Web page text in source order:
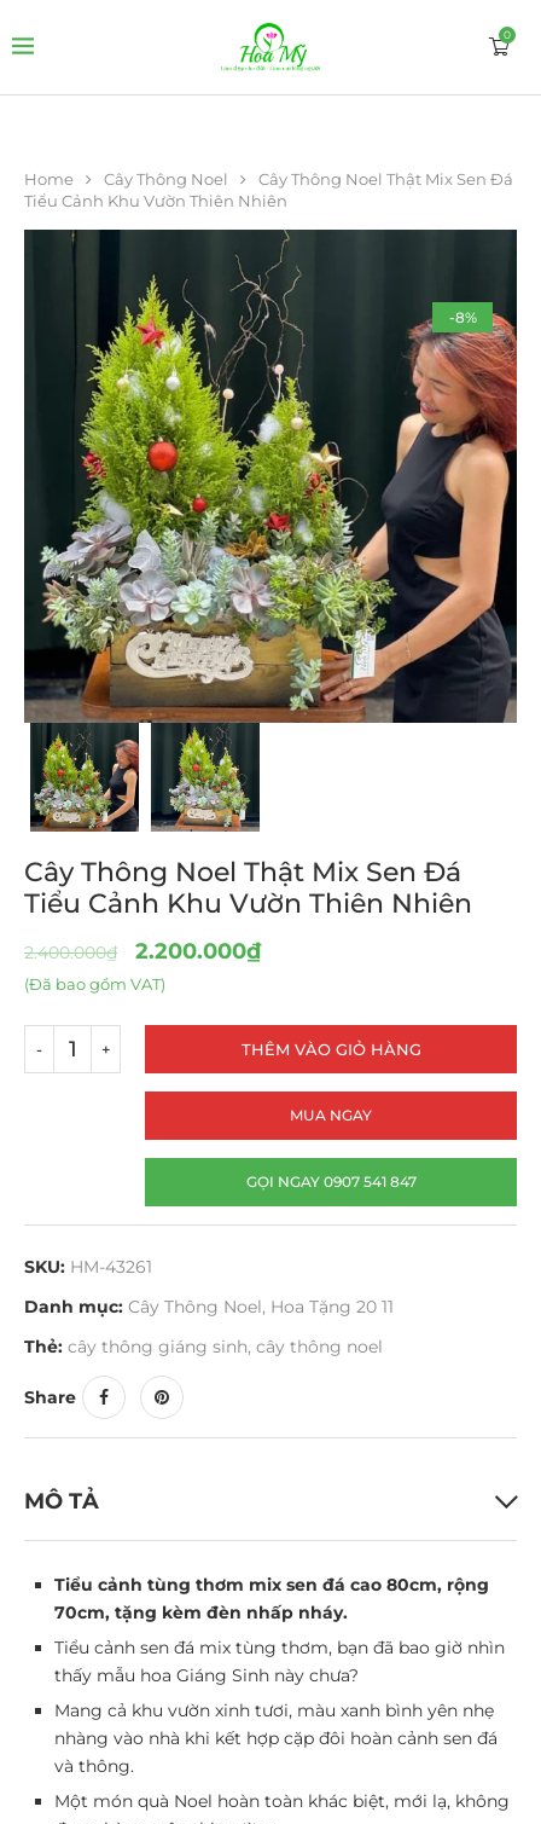
0
Home Cây Thông Noel
Cây Thông Noel Thật Mix Sen Đá
Tiểu Cảnh Khu Vườn Thiên Nhiên
-8%
Cây Thông Noel Thật Mix Sen Đá
Tiểu Cảnh Khu Vườn Thiên Nhiên
2.400.000₫ 2.200.000₫
(Đã bao gồm VAT)
THÊM VÀO GIỎ HÀNG
MUA NGAY
GỌI NGAY 0907 541 847
SKU: HM-43261
Danh mục: Cây Thông Noel, Hoa Tặng 20 11
Thẻ: cây thông giáng sinh, cây thông noel
Share
MÔ TẢ
Tiểu cảnh tùng thơm mix sen đá cao 80cm, rộng
70cm, tặng kèm đèn nhấp nháy.
Tiểu cảnh sen đá mix tùng thơm, bạn đã bao giờ nhìn
thấy mẫu hoa Giáng Sinh này chưa?
Mang cả khu vườn xinh tươi, màu xanh bình yên nhẹ
nhàng vào nhà khi kết hợp cặp đôi hoàn cảnh sen đá
và thông.
Một món quà Noel hoàn toàn khác biệt, mới lạ, không